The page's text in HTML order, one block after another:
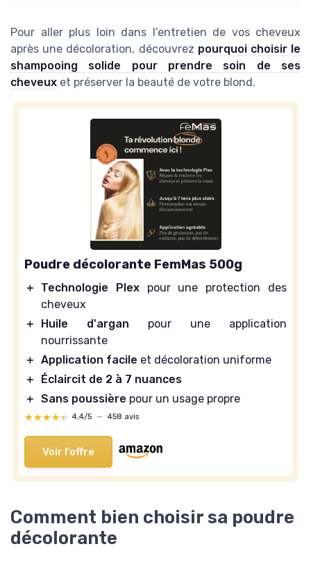
Pour aller plus loin dans l’entretien de vos cheveux
après une décoloration, découvrez pourquoi choisir le
shampooing solide pour prendre soin de ses
cheveux et préserver la beauté de votre blond.
Poudre décolorante FemMas 500g
＋ Technologie Plexpour une protection des
cheveux
＋
Huile d'argan pour une application
nourrissante
＋ Application facile et décoloration uniforme
＋
Éclaircit de 2 à 7 nuances
＋ Sans poussière pour un usage propre
★★★★★
★★★★★ 4,4/5 — 458 avis
Voir l'offre
Comment bien choisir sa poudre
décolorante